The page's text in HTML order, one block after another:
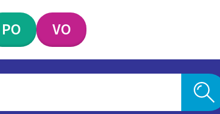
PO VO